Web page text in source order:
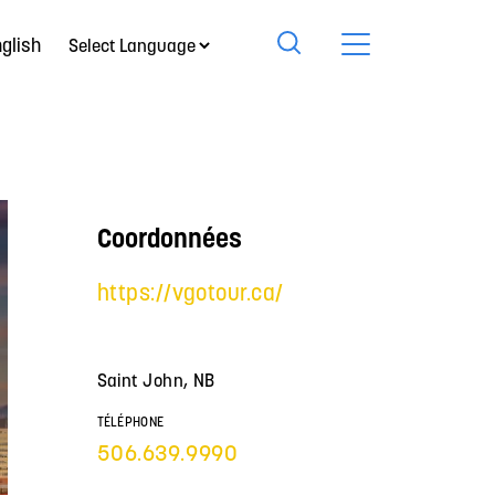
Coordonnées
https://vgotour.ca/
Saint John, NB
TÉLÉPHONE
506.639.9990